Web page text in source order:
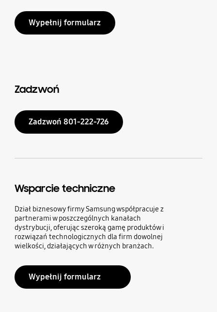
Wypełnij formularz
Zadzwoń
Zadzwoń 801-222-726
Wsparcie techniczne
Dział biznesowy firmy Samsung współpracuje z
partnerami w poszczególnych kanałach
dystrybucji, oferując szeroką gamę produktów i
rozwiązań technologicznych dla firm dowolnej
wielkości, działających w różnych branżach.
Wypełnij formularz